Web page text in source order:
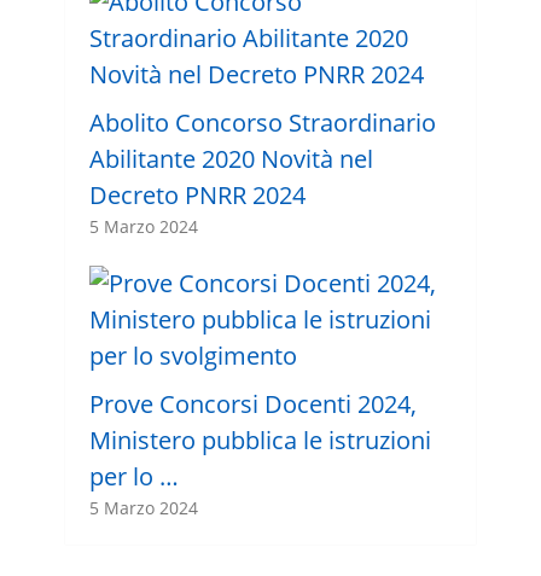
Abolito Concorso Straordinario
Abilitante 2020 Novità nel
Decreto PNRR 2024
5 Marzo 2024
Prove Concorsi Docenti 2024,
Ministero pubblica le istruzioni
per lo …
5 Marzo 2024